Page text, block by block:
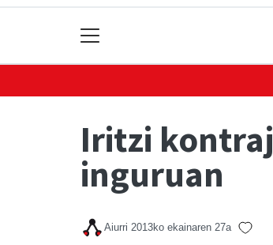
Iritzi
inguruan
Aiurri 2013ko ekainaren 27a